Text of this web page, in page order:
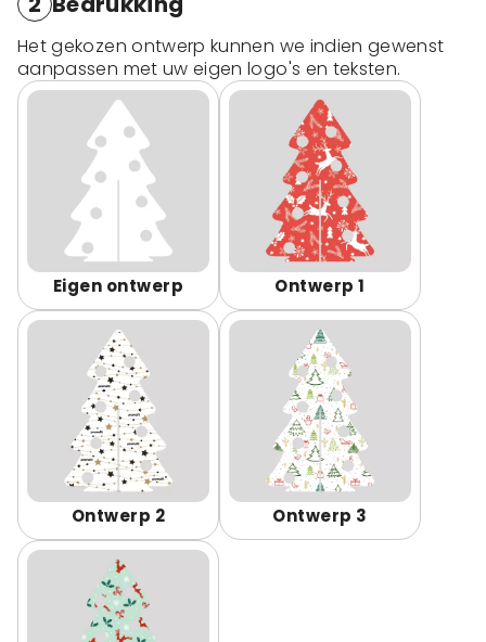
Het gekozen ontwerp kunnen we indien gewenst
aanpassen met uw eigen logo's en teksten.
Eigen ontwerp Ontwerp 1
Ontwerp 2 Ontwerp 3